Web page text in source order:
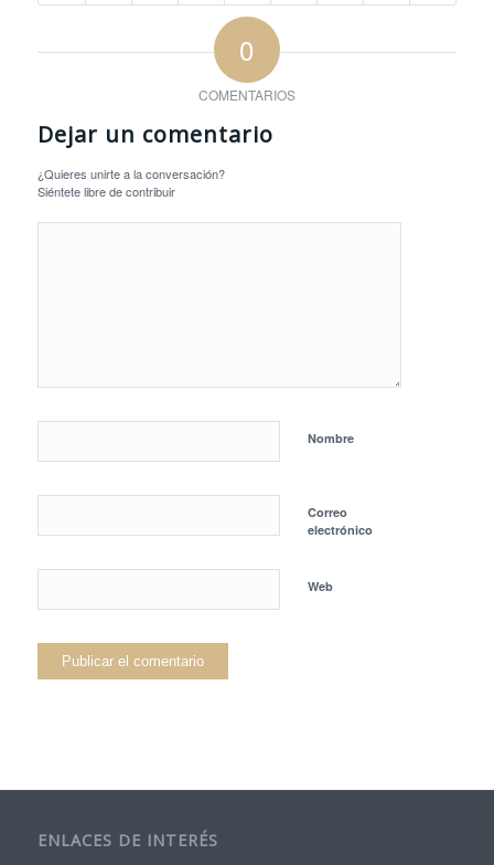
0
COMENTARIOS
Dejar un comentario
¿Quieres unirte a la conversación?
Siéntete libre de contribuir
Nombre
Correo
electrónico
Web
ENLACES DE INTERÉS